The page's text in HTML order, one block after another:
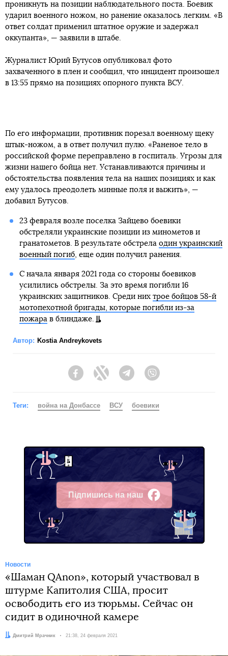
проникнуть на позиции наблюдательного поста. Боевик
ударил военного ножом, но ранение оказалось легким. «В
ответ солдат применил штатное оружие и задержал
оккупанта», — заявили в штабе.
Журналист Юрий Бутусов опубликовал фото
захваченного в плен и сообщил, что инцидент произошел
в 13:55 прямо на позициях опорного пункта ВСУ.
По его информации, противник порезал военному щеку
штык-ножом, а в ответ получил пулю. «Раненое тело в
российской форме переправлено в госпиталь. Угрозы для
жизни нашего бойца нет. Устанавливаются причины и
обстоятельства появления тела на наших позициях и как
ему удалось преодолеть минные поля и выжить», —
добавил Бутусов.
23 февраля возле поселка Зайцево боевики
обстреляли украинские позиции из минометов и
гранатометов. В результате обстрела один украинский
военный погиб, еще один получил ранения.
С начала января 2021 года со стороны боевиков
усилились обстрелы. За это время погибли 16
украинских защитников. Среди них трое бойцов 58-й
мотопехотной бригады, которые погибли из-за
пожарав блиндаже.
Автор: Kostia Andreykovets
FacebookTwitter Telegram
Теги: война на Донбассе ВСУ боевики
Підпишись на наш
Facebook
Новости
«Шаман QAnon», который участвовал в
штурме Капитолия США, просит
освободить его из тюрьмы. Сейчас он
сидит в одиночной камере
Автор:
Дмитрий Мрачник Дата:
21:38, 24 февраля 2021